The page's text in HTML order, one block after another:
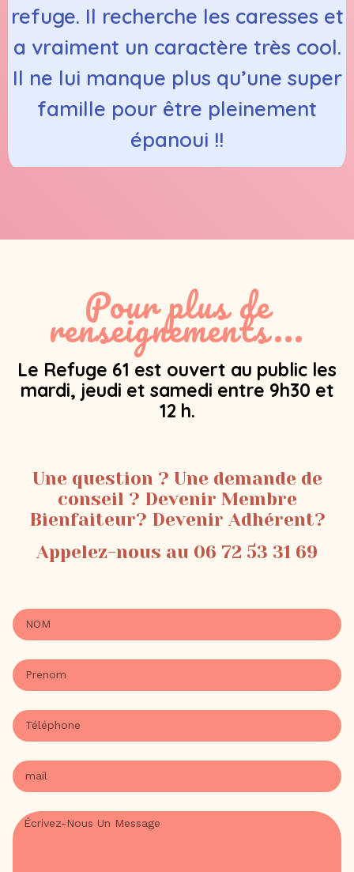
refuge. Il recherche les caresses et
a vraiment un caractère très cool.
Il ne lui manque plus qu’une super
famille pour être pleinement
épanoui !!
Pour plus de
renseignements...
Le Refuge 61 est ouvert au public les
mardi, jeudi et samedi entre 9h30 et
12 h.
Une question ? Une demande de
conseil ? Devenir Membre
Bienfaiteur? Devenir Adhérent?
Appelez-nous au 06 72 53 31 69